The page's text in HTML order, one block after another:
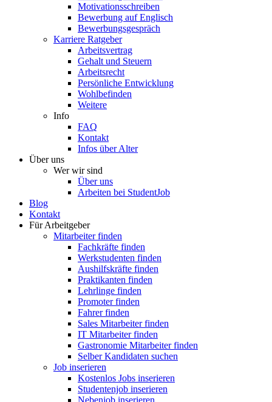
Motivationsschreiben
Bewerbung auf Englisch
Bewerbungsgespräch
Karriere Ratgeber
Arbeitsvertrag
Gehalt und Steuern
Arbeitsrecht
Persönliche Entwicklung
Wohlbefinden
Weitere
Info
FAQ
Kontakt
Infos über Alter
Über uns
Wer wir sind
Über uns
Arbeiten bei StudentJob
Blog
Kontakt
Für Arbeitgeber
Mitarbeiter finden
Fachkräfte finden
Werkstudenten finden
Aushilfskräfte finden
Praktikanten finden
Lehrlinge finden
Promoter finden
Fahrer finden
Sales Mitarbeiter finden
IT Mitarbeiter finden
Gastronomie Mitarbeiter finden
Selber Kandidaten suchen
Job inserieren
Kostenlos Jobs inserieren
Studentenjob inserieren
Nebenjob inserieren